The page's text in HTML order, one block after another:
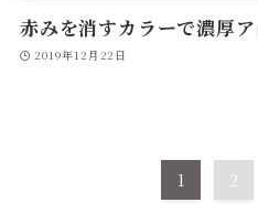
赤みを消すカラーで濃厚
2019年12月22日
1 2